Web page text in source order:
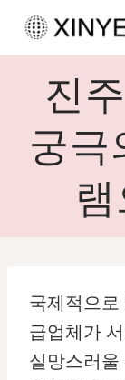
진
궁극
국제적으로
급업체가
실망스러울